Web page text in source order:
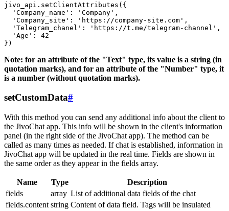
jivo_api.setClientAttributes({
  'Company_name': 'Company',
  'Company_site': 'https://company-site.com',
  'Telegram_chanel': 'https://t.me/telegram-channel',
  'Age': 42
Note: for an attribute of the "Text" type, its value is a string (in
quotation marks), and for an attribute of the "Number" type, it
is a number (without quotation marks).
setCustomData#
With this method you can send any additional info about the client to
the JivoChat app. This info will be shown in the client's information
panel (in the right side of the JivoChat app). The method can be
called as many times as needed. If chat is established, information in
JivoChat app will be updated in the real time. Fields are shown in
the same order as they appear in the fields array.
Name Type
Description
fields
array List of additional data fields of the chat
fields.content string Content of data field. Tags will be insulated